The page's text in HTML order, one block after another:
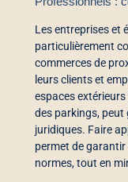
Les entreprises et
particulièrement
commerces de
leurs clients et
espaces
des parkings, peut
juridiques. Faire
permet de
normes, tout en